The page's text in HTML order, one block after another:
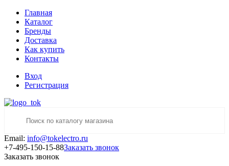
Главная
Каталог
Бренды
Доставка
Как купить
Контакты
Вход
Регистрация
Email: info@tokelectro.ru
+7-495-150-15-88Заказать звонок
Заказать звонок